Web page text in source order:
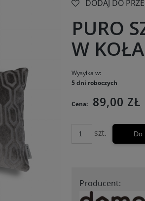
DODAJ DO
PURO
W
Wysyłka w:
5 dni roboczych
Cena: 89,00 ZŁ
szt. Do
Producent: